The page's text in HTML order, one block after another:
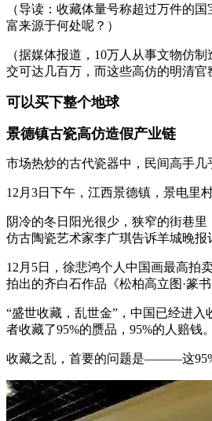
（导读：收藏体量号称超过万件的
富来源于何处呢？）
（据媒体报道，10万人从事文物仿
交可达几百万，而这些高仿的明清
可以买下整个地球
景德镇古瓷高仿造假产业链
市场热炒的古代瓷器中，民间高手几
12月3日下午，江西景德镇，景电里村
阴冷的冬日阳光很少，狭窄的街巷
仿古陶瓷艺术家李广琪告诉羊城晚报
12月5日，徐悲鸿个人中国画最高拍
拍出的齐白石作品《松柏高立图·篆
“盛世收藏，乱世金”，中国已经进
者收藏了95%的赝品，95%的人赔钱。
收藏之乱，首要的问题是———这